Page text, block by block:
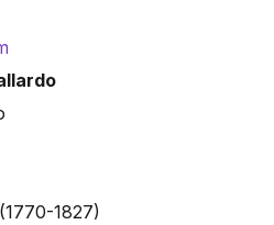
(1770-1827)